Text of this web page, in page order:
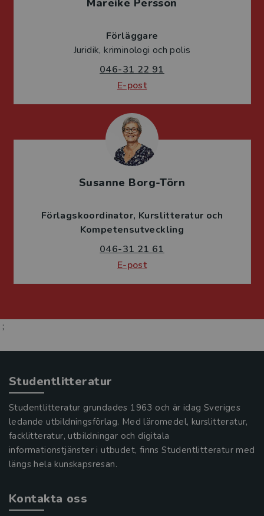
Mareike Persson
Förläggare
Juridik, kriminologi och polis
046-31 22 91
E-post
Susanne Borg-Törn
Förlagskoordinator Kurslitteratur och
Kompetensutveckling
046-31 21 61
E-post
;
Studentlitteratur
Studentlitteratur grundades 1963 och är idag Sveriges
ledande utbildningsförlag. Med läromedel, kurslitteratur,
facklitteratur, utbildningar och digitala
informationstjänster i utbudet, finns Studentlitteratur med
längs hela kunskapsresan.
Kontakta oss